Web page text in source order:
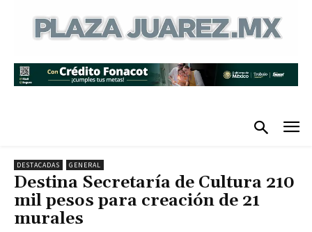
DESTACADAS GENERAL
Destina Secretaría de Cultura 210
mil pesos para creación de 21
murales